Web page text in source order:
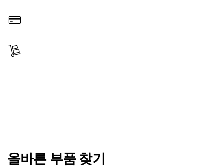
올바른 부품 찾기